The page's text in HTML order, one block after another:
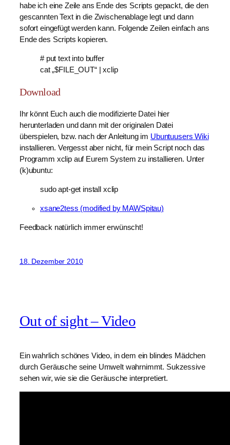
habe ich eine Zeile ans Ende des Scripts gepackt, die den
gescannten Text in die Zwischenablage legt und dann
sofort eingefügt werden kann. Folgende Zeilen einfach ans
Ende des Scripts kopieren.
# put text into buffer
cat „$FILE_OUT“ | xclip
Download
Ihr könnt Euch auch die modifizierte Datei hier
herunterladen und dann mit der originalen Datei
überspielen, bzw. nach der Anleitung im Ubuntuusers Wiki
installieren. Vergesst aber nicht, für mein Script noch das
Programm xclip auf Eurem System zu installieren. Unter
(k)ubuntu:
sudo apt-get install xclip
xsane2tess (modified by MAWSpitau)
Feedback natürlich immer erwünscht!
18. Dezember 2010
Out of sight – Video
Ein wahrlich schönes Video, in dem ein blindes Mädchen
durch Geräusche seine Umwelt wahrnimmt. Sukzessive
sehen wir, wie sie die Geräusche interpretiert.